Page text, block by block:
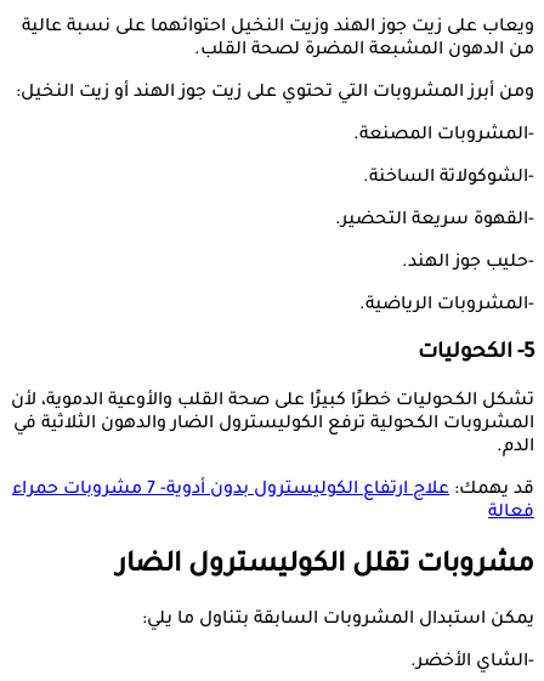
ويعاب على زيت جوز الهند وزيت النخيل احتوائهما على نسبة عالية
من الدهون المشبعة المضرة لصحة القلب.
ومن أبرز المشروبات التي تحتوي على زيت جوز الهند أو زيت النخيل:
-المشروبات المصنعة.
-الشوكولاتة الساخنة.
-القهوة سريعة التحضير.
-حليب جوز الهند.
-المشروبات الرياضية.
5- الكحوليات
تشكل الكحوليات خطرًا كبيرًا على صحة القلب والأوعية الدموية، لأن
المشروبات الكحولية ترفع الكوليسترول الضار والدهون الثلاثية في
الدم.
قد يهمك:
علاج ارتفاع الكوليسترول بدون أدوية- 7 مشروبات حمراء
فعالة
مشروبات تقلل الكوليسترول الضار
يمكن استبدال المشروبات السابقة بتناول ما يلي:
-الشاي الأخضر.